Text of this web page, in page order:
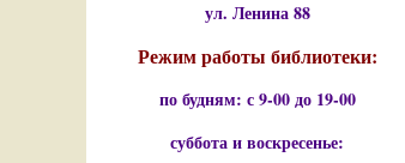
ул. Ленина 88
Режим работы библиотеки:
по будням: с 9-00 до 19-00
суббота и воскресенье: